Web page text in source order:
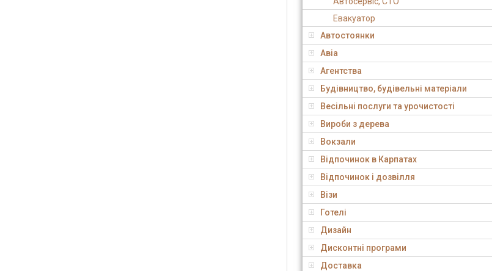
Евакуатор
Автостоянки
Авіа
Агентства
Будівництво, будівельні матеріали
Весільні послуги та урочистості
Вироби з дерева
Вокзали
Відпочинок в Карпатах
Відпочинок і дозвілля
Візи
Готелі
Дизайн
Дисконтні програми
Доставка